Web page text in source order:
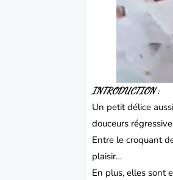
INTRODUCTION :
Un petit délice
douceurs
Entre le croquant
plaisir…
En plus, elles sont